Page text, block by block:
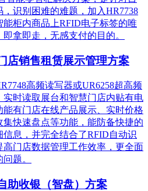
识别困难的难题，加入HR7738
柜内商品上RFID电子标签的唯
拿即走，无感支付的目的。
店销售租赁展示管理方案
高频读写器或UR6258超高频
时读取展台和智慧门店内贴有电
有门店在线产品展示、实时价格
快速盘点等功能，能防备快捷的
息，并完全结合了RFID自动识
门店数据管理工作效率，更全面
题。
助收银（智盘）方案